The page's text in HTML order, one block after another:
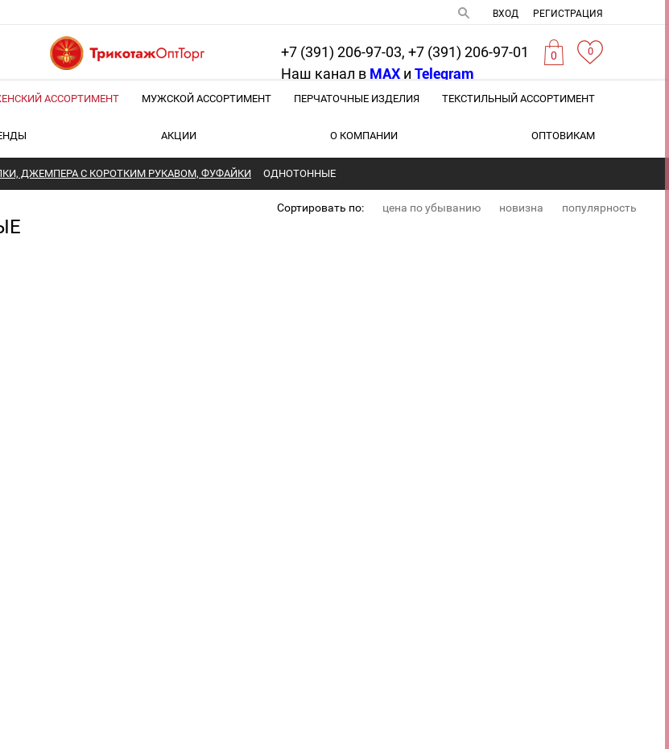
ВХОД РЕГИСТРАЦИЯ
0 0
+7 (391) 206-97-03, +7 (391) 206-97-01
Наш канал в MAX и Telegram
АССОРТИМЕНТ МУЖСКОЙ АССОРТИМЕНТ ПЕРЧАТОЧНЫЕ ИЗДЕЛИЯ ТЕКСТИЛЬНЫЙ АССОРТИМЕНТ
АКЦИИ О КОМПАНИИ ОПТОВИКАМ
ДЖЕМПЕРА С КОРОТКИМ РУКАВОМ, ФУФАЙКИ ОДНОТОННЫЕ
Сортировать по: цена по убыванию новизна популярность